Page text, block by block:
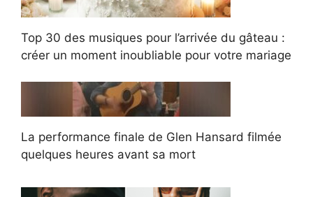
Top 30 des musiques pour l’arrivée du gâteau :
créer un moment inoubliable pour votre mariage
La performance finale de Glen Hansard filmée
quelques heures avant sa mort